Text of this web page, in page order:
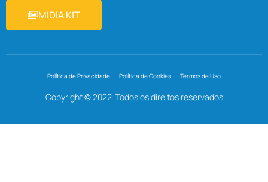
MIDIA KIT
Política de Privacidade Política de Cookies Termos de Uso
Copyright © 2022. Todos os direitos reservados